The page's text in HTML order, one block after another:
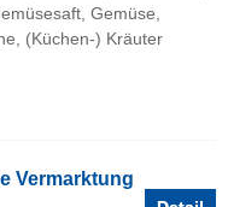
Gemüse,
(Küchen-) Kräuter
Vermarktung